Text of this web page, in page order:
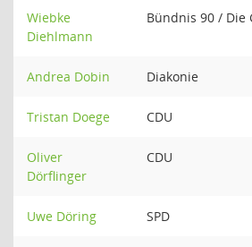
Wiebke
Diehlmann
Bündnis 90 / Die
Andrea Dobin Diakonie
Tristan Doege CDU
Oliver
Dörflinger
CDU
Uwe Döring SPD